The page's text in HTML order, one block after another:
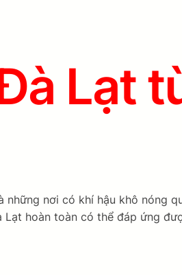
Lạt
nơi có khí hậu khô nóng
hoàn toàn có thể đáp ứng